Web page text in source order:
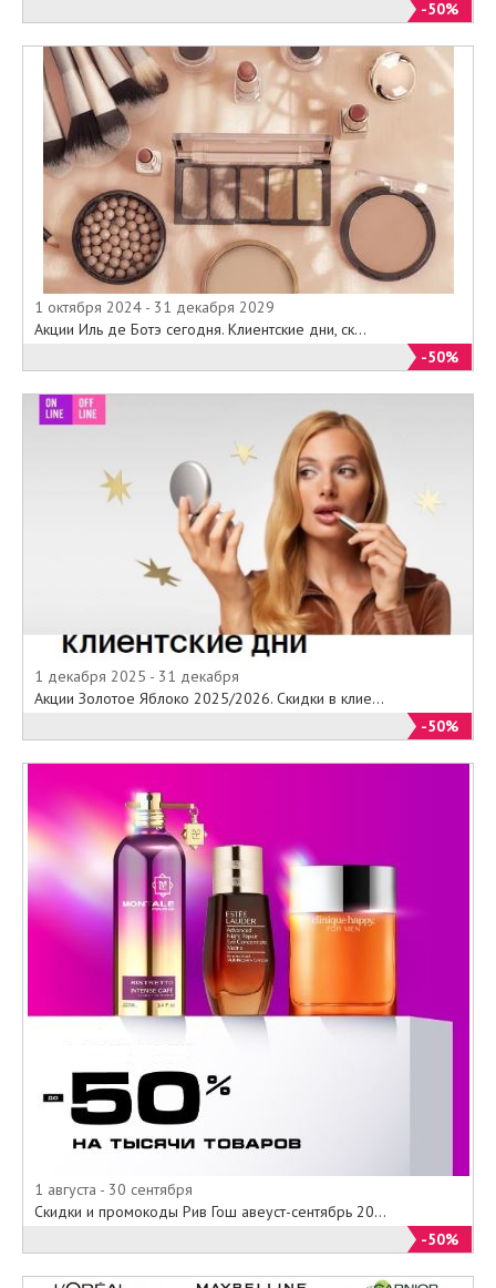
-50%
1 октября 2024 - 31 декабря 2029
Акции Иль де Ботэ сегодня. Клиентские дни, ск...
-50%
1 декабря 2025 - 31 декабря
Акции Золотое Яблоко 2025/2026. Скидки в клие...
-50%
1 августа - 30 сентября
Скидки и промокоды Рив Гош авеуст-сентябрь 20...
-50%